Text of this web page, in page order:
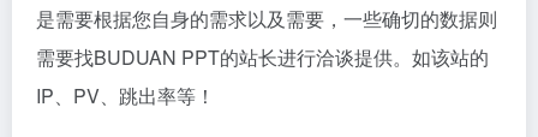
是需要根据您自身的需求以及需要，一些确切的数据则
需要找BUDUAN PPT的站长进行洽谈提供。如该站的
IP、PV、跳出率等！